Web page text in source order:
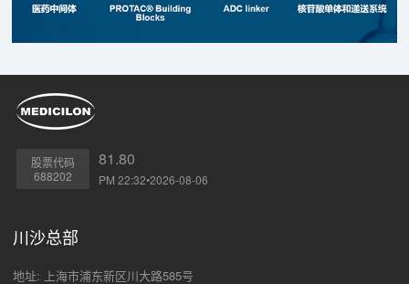
股票代码
688202
81.80
PM 22:32•2026-08-06
川沙总部
地址: 上海市浦东新区川大路585号